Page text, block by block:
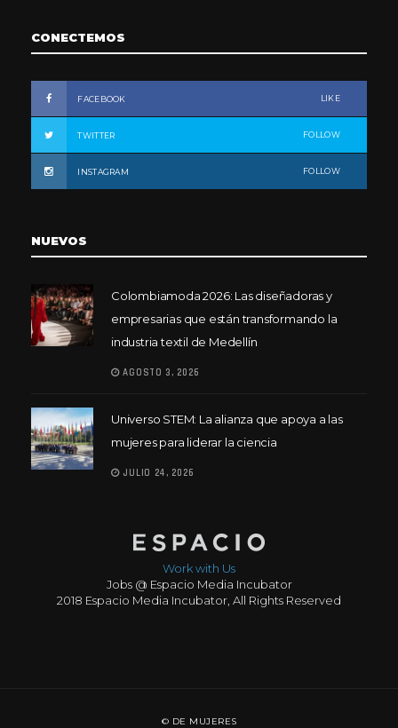
CONECTEMOS
FACEBOOK LIKE
TWITTER FOLLOW
INSTAGRAM FOLLOW
NUEVOS
Colombiamoda 2026: Las diseñadoras y
empresarias que están transformando la
industria textil de Medellín
AGOSTO 3, 2026
Universo STEM: La alianza que apoya a las
mujeres para liderar la ciencia
JULIO 24, 2026
Work with Us
Jobs @ Espacio Media Incubator
2018 Espacio Media Incubator, All Rights Reserved
© DE MUJERES